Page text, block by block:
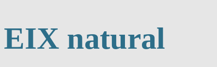
EIX natural